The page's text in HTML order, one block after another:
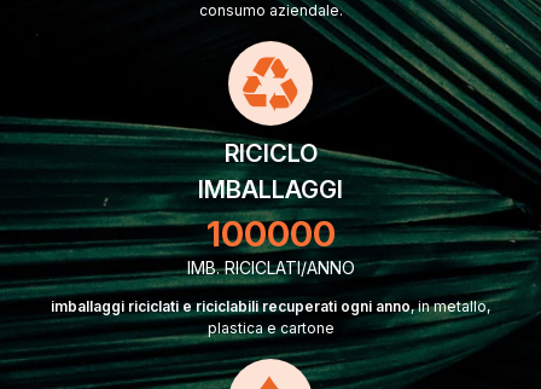
consumo aziendale.
RICICLO
IMBALLAGGI
100000
IMB. RICICLATI/ANNO
imballaggi riciclati e riciclabili recuperati ogni anno, in metallo,
plastica e cartone